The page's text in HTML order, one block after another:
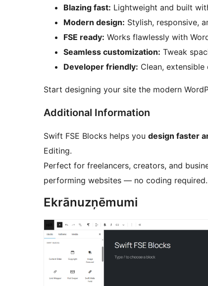
Blazing fast: Lightweight and built
Modern design: Stylish, responsive,
FSE ready: Works flawlessly with
Seamless customization: Tweak
Developer friendly: Clean,
Start designing your site the modern
Additional Information
Swift FSE Blocks helps you design faster
Editing.
Perfect for freelancers, creators, and
performing websites — no coding required.
Ekrānuzņēmumi